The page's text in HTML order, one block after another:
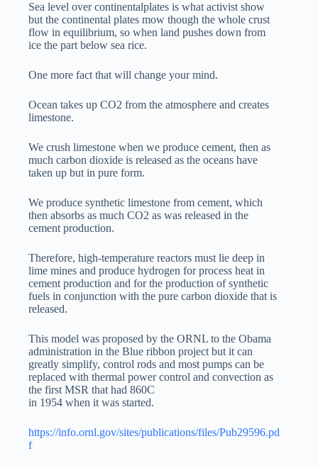
Sea level over continentalplates is what activist show
but the continental plates mow though the whole crust
flow in equilibrium, so when land pushes down from
ice the part below sea rice.
One more fact that will change your mind.
Ocean takes up CO2 from the atmosphere and creates
limestone.
We crush limestone when we produce cement, then as
much carbon dioxide is released as the oceans have
taken up but in pure form.
We produce synthetic limestone from cement, which
then absorbs as much CO2 as was released in the
cement production.
Therefore, high-temperature reactors must lie deep in
lime mines and produce hydrogen for process heat in
cement production and for the production of synthetic
fuels in conjunction with the pure carbon dioxide that is
released.
This model was proposed by the ORNL to the Obama
administration in the Blue ribbon project but it can
greatly simplify, control rods and most pumps can be
replaced with thermal power control and convection as
the first MSR that had 860C
in 1954 when it was started.
https://info.ornl.gov/sites/publications/files/Pub29596.pd
f